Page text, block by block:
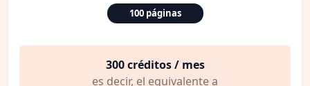
100 páginas
300 créditos / mes
es decir, el equivalente a